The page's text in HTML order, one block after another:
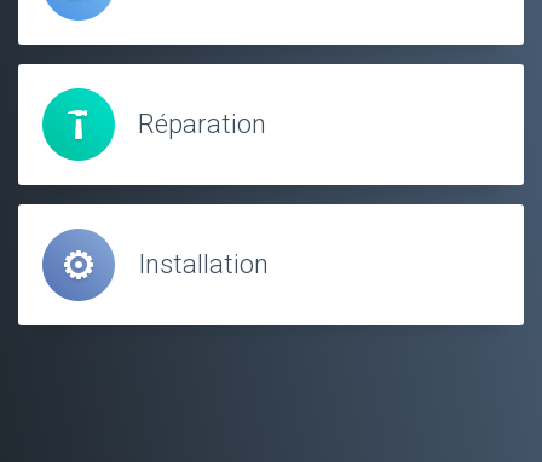
Réparation
Installation